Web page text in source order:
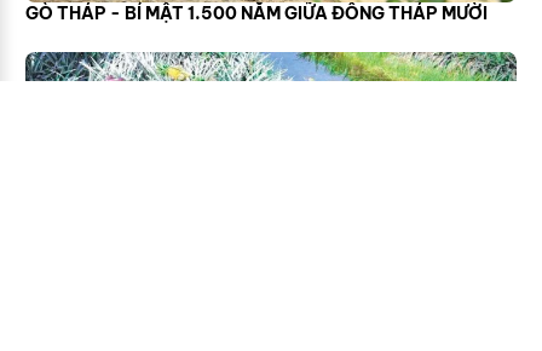
GÒ THÁP - BÍ MẬT 1.500 NĂM GIỮA ĐỒNG THÁP MƯỜI